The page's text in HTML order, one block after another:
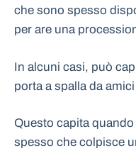
che sono spesso
per are una
In alcuni casi, può
porta a spalla da
Questo capita
spesso che colpisce